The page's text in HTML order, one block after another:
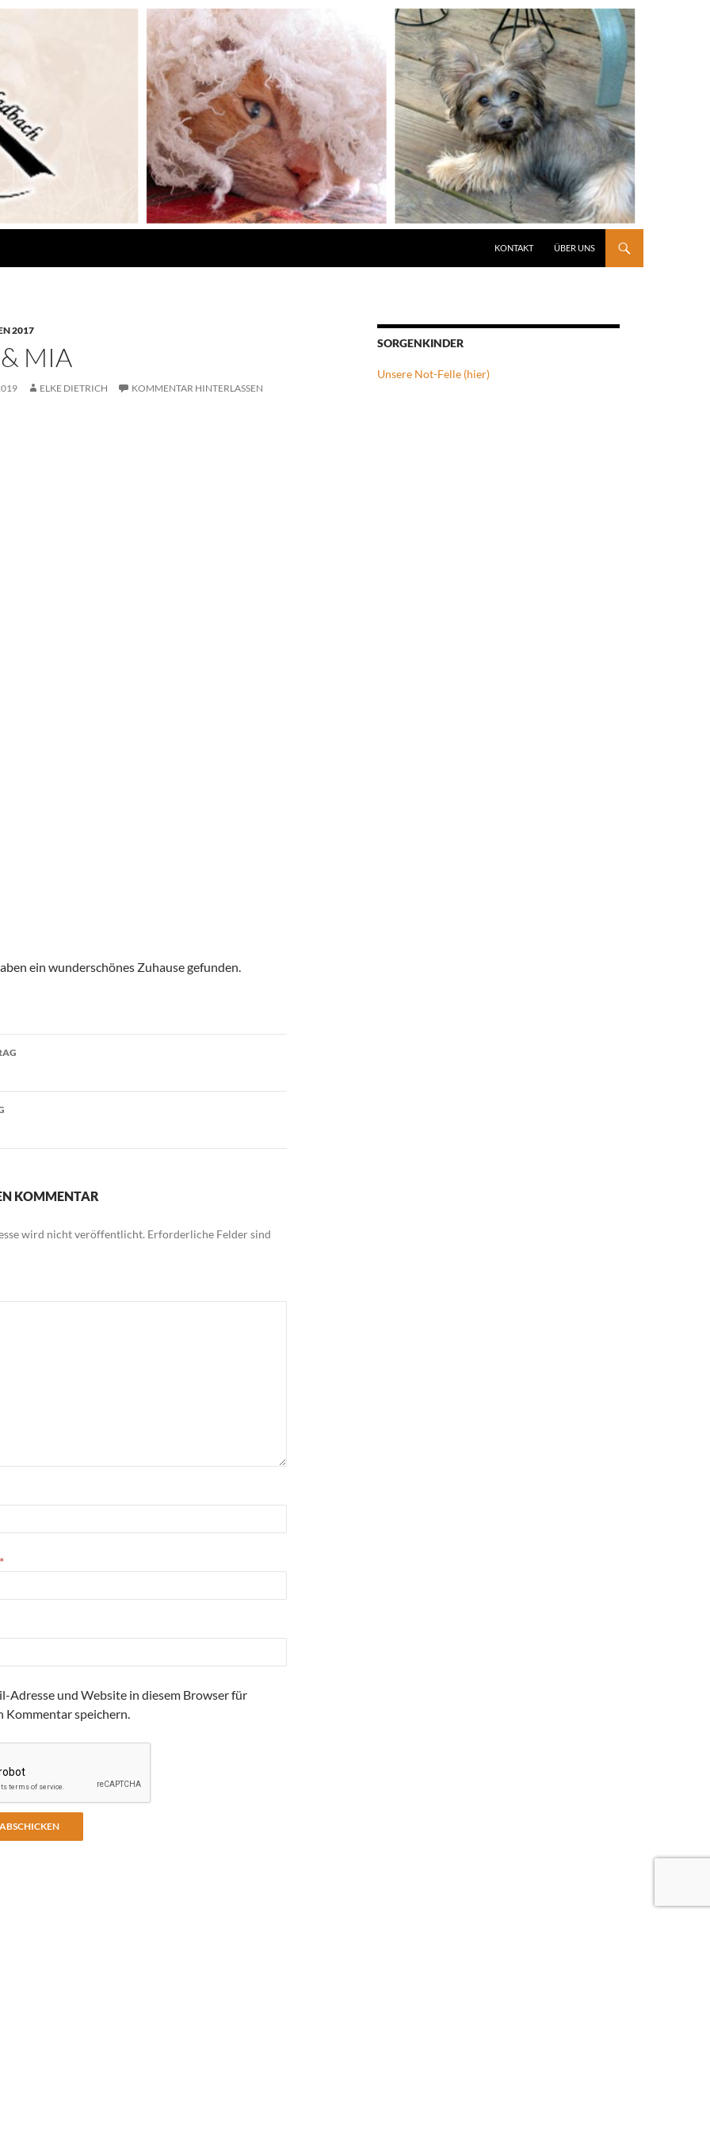
KONTAKT ÜBER UNS
2017
MIA
ELKE DIETRICH KOMMENTAR HINTERLASSEN
ein wunderschönes Zuhause gefunden.
KOMMENTAR
wird nicht veröffentlicht. Erforderliche Felder sind
*
Adresse und Website in diesem Browser für
Kommentar speichern.
SORGENKINDER
Unsere Not-Felle (hier)